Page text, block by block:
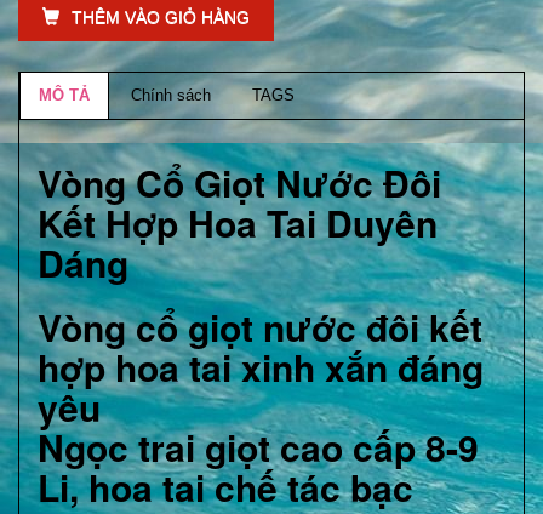
THÊM VÀO GIỎ HÀNG
MÔ TẢ Chính sách TAGS
Vòng Cổ Giọt Nước Đôi
Kết Hợp Hoa Tai Duyên
Dáng
Vòng cổ giọt nước đôi kết
hợp hoa tai xinh xắn đáng
yêu
Ngọc trai giọt cao cấp 8-9
Li, hoa tai chế tác bạc